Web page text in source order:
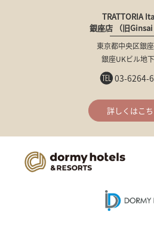
TRATTORIA
銀座店 （旧Ginsai
東京都中央区銀
銀座UKビル地
03-6264-
詳しくはこ